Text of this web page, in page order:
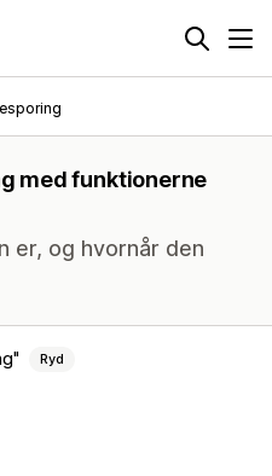
med funktionerne
er, og hvornår den
Ryd